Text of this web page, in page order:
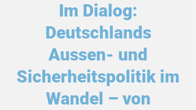
Im Dialog:
Deutschlands
Aussen- und
Sicherheitspolitik im
Wandel – von